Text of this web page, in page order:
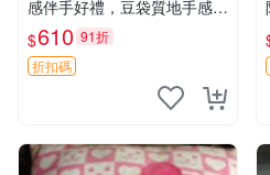
感伴手好禮，豆袋質地手感
佳，抱枕小熊 recom 推薦 白
色豆袋 玩具
$610 91折
折扣碼